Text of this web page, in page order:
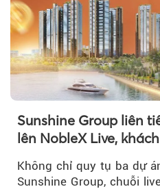
Sunshine Group liên
lên NobleX Live,
Không chỉ quy tụ ba dự
Sunshine Group, chuỗi